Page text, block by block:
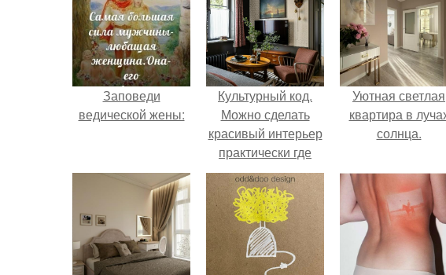
Заповеди
ведической жены:
Культурный код.
Можно сделать
красивый интерьер
практически где
угодно.
Уютная светлая
квартира в
солнца.